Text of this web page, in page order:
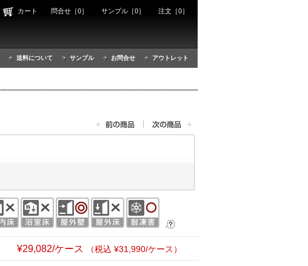
送料について サンプル お問合せ アウトレット
カート 問合せ［0］ サンプル［0］ 注文［0］
¥29,082/ケース （税込 ¥31,990/ケース）